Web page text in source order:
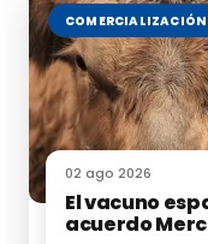
COMERCIALIZACIÓN
02 ago 2026
El vacuno
acuerdo